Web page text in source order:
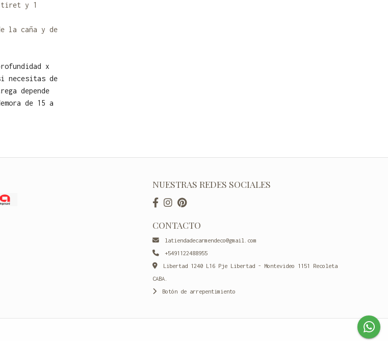
tiret y 1
la caña y de
x
necesitas de
depende
de 15 a
NUESTRAS REDES SOCIALES
CONTACTO
latiendadecarmendeco@gmail.com
+5491122488955
Libertad 1240 L16 Pje Libertad - Montevideo 1151 Recoleta
CABA.
Botón de arrepentimiento